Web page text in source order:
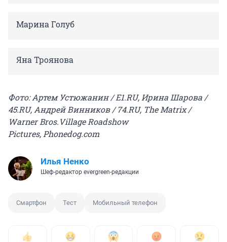
Марина Голуб
Яна Троянова
Фото: Артем Устюжанин / E1.RU, Ирина Шарова /
45.RU, Андрей Винников / 74.RU, The Matrix /
Warner Bros.Village Roadshow
Pictures, Phonedog.com
Илья Ненко
Шеф-редактор evergreen-редакции
Смартфон Тест Мобильный телефон